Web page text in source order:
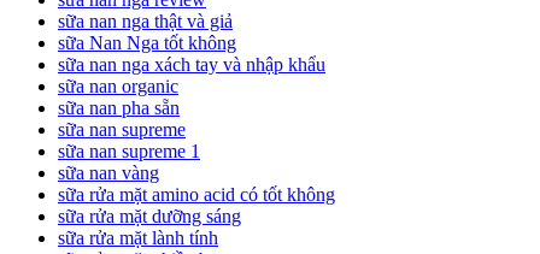
sữa nan nga thật và giả
sữa Nan Nga tốt không
sữa nan nga xách tay và nhập khẩu
sữa nan organic
sữa nan pha sẵn
sữa nan supreme
sữa nan supreme 1
sữa nan vàng
sữa rửa mặt amino acid có tốt không
sữa rửa mặt dưỡng sáng
sữa rửa mặt lành tính